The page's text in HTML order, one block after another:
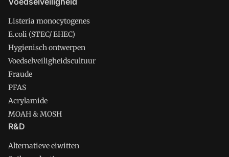
Listeria monocytogenes
E.coli (STEC/ EHEC)
Hygienisch ontwerpen
Voedselveiligheidscultuur
Fraude
PFAS
Acrylamide
MOAH & MOSH
R&D
Alternatieve eiwitten